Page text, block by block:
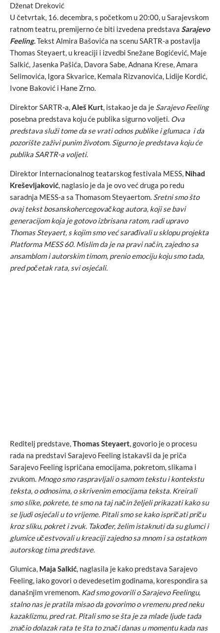
Dženat Dreković
U četvrtak, 16. decembra, s početkom u 20:00, u Sarajevskom
ratnom teatru, premijerno će biti izvedena predstava Sarajevo
Feeling.Tekst Almira Bašovića na scenu SARTR-a postavlja
Thomas Steyaert, u kreaciji i izvedbi Snežane Bogićević, Maje
Salkić, Jasenka Pašića, Davora Sabe, Adnana Krese, Amara
Selimovića, Igora Skvarice, Kemala Rizvanovića, Lidije Kordić,
Ivone Baković i Hane Zrno.
Direktor SARTR-a,Aleš Kurt, istakao je da je Sarajevo Feeling
posebna predstava koju će publika sigurno voljeti. Ova
predstava služi tome da se vrati odnos publike i glumaca i da
pozorište zaživi punim životom. Sigurno je predstava koju će
publika SARTR-a voljeti.
Direktor Internacionalnog teatarskog festivala MESS, Nihad
Kreševljaković, naglasio je da je ovo već druga po redu
saradnja MESS-a sa Thomasom Steyaertom. Sretni smo što
ovaj tekst bosanskohercegovačkog autora, koji se bavi
generacijom koja je gotovo izbrisana ratom, radi upravo
Thomas Steyaert, s kojim smo već sarađivali u sklopu projekta
Platforma MESS 60. Mislim da je na pravi način, zajedno sa
ansamblom i autorskim timom, prenio emociju koju smo tada,
pred početak rata, svi osjećali.
Reditelj predstave,Thomas Steyaert, govorio je o procesu
rada na predstavi Sarajevo Feeling istakavši da je priča
Sarajevo Feeling ispričana emocijama, pokretom, slikama i
zvukom. Mnogo smo raspravljali o samom tekstu i kontekstu
teksta, o odnosima, o skrivenim emocijama teksta. Kreirali
smo slike, pokrete, te smo na taj način željeli prikazati kako su
se ljudi osjećali u to vrijeme. Pitali smo se kako ispričati priču
kroz sliku, pokret i zvuk. Također, želim istaknuti da su glumci i
glumice učestvovali u kreaciji zajedno sa mnom i sa ostatkom
autorskog tima predstave.
Glumica, Maja Salkić, naglasila je kako predstava Sarajevo
Feeling, iako govori o devedesetim godinama, korespondira sa
današnjim vremenom. Kad smo govorili o Sarajevo Feelingu,
stalno nas je pratila misao da govorimo o vremenu pred neku
kazaklizmu, pred rat. Pitali smo se šta je za mlade ljude tada
značio dolazak rata te šta to znači danas u momentu kada nas